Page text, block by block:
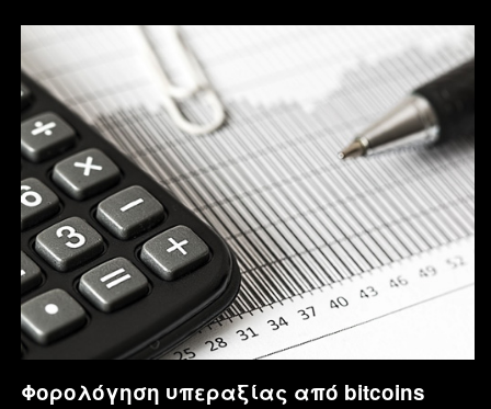
Φορολόγηση υπεραξίας από bitcoins